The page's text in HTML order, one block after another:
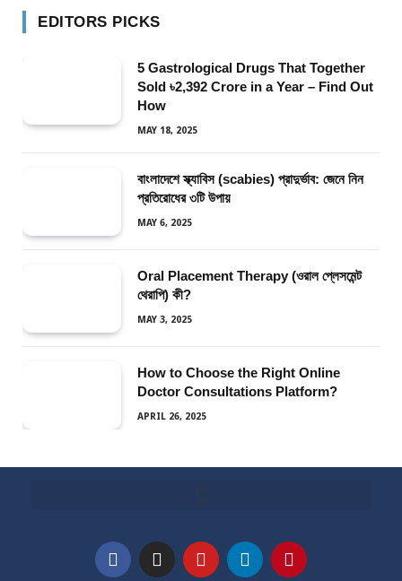
EDITORS PICKS
5 Gastrological Drugs That Together
Sold ৳2,392 Crore in a Year – Find Out
How
MAY 18, 2025
বাংলাদেশে স্ক্যাবিস (scabies) প্রাদুর্ভাব: জেনে নিন
প্রতিরোধের ৩টি উপায়
MAY 6, 2025
Oral Placement Therapy (ওরাল প্লেসমেন্ট
থেরাপি) কী?
MAY 3, 2025
How to Choose the Right Online
Doctor Consultations Platform?
APRIL 26, 2025